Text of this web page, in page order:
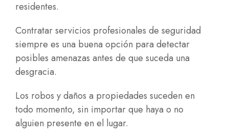
residentes.
Contratar servicios profesionales de seguridad
siempre es una buena opción para detectar
posibles amenazas antes de que suceda una
desgracia.
Los robos y daños a propiedades suceden en
todo momento, sin importar que haya o no
alguien presente en el lugar.